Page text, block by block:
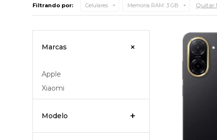
Filtrando por: Celulares Memoria RAM: 3 GB Quitar
Marcas
Apple
Xiaomi
Modelo